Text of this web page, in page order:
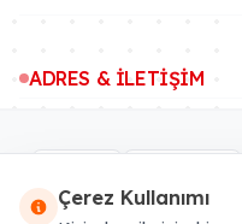
ADRES & İLETİŞİM
Çerez Kullanımı